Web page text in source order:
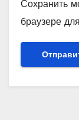
Сохранить
браузере